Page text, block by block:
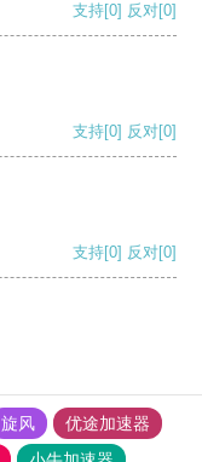
支持[0] 反对[0]
支持[0] 反对[0]
支持[0] 反对[0]
旋风
优途加速器